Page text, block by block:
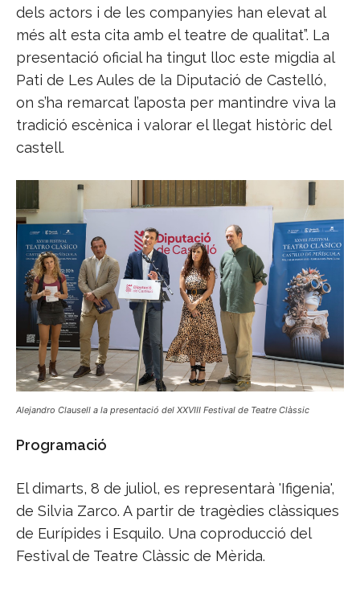
dels actors i de les companyies han elevat al
més alt esta cita amb el teatre de qualitat”. La
presentació oficial ha tingut lloc este migdia al
Pati de Les Aules de la Diputació de Castelló,
on s’ha remarcat l’aposta per mantindre viva la
tradició escènica i valorar el llegat històric del
castell.
Alejandro Clausell a la presentació del XXVIII Festival de Teatre Clàssic
Programació
El dimarts, 8 de juliol, es representarà 'Ifigenia',
de Silvia Zarco. A partir de tragèdies clàssiques
de Eurípides i Esquilo. Una coproducció del
Festival de Teatre Clàssic de Mèrida.